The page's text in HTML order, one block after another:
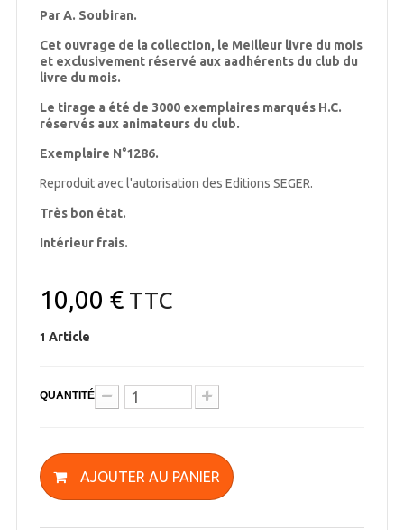
Par A. Soubiran.
Cet ouvrage de la collection, le Meilleur livre du mois
et exclusivement réservé aux aadhérents du club du
livre du mois.
Le tirage a été de 3000 exemplaires marqués H.C.
réservés aux animateurs du club.
Exemplaire N°1286.
Reproduit avec l'autorisation des Editions SEGER.
Très bon état.
Intérieur frais.
10,00 €TTC
1 Article
QUANTITÉ
AJOUTER AU PANIER